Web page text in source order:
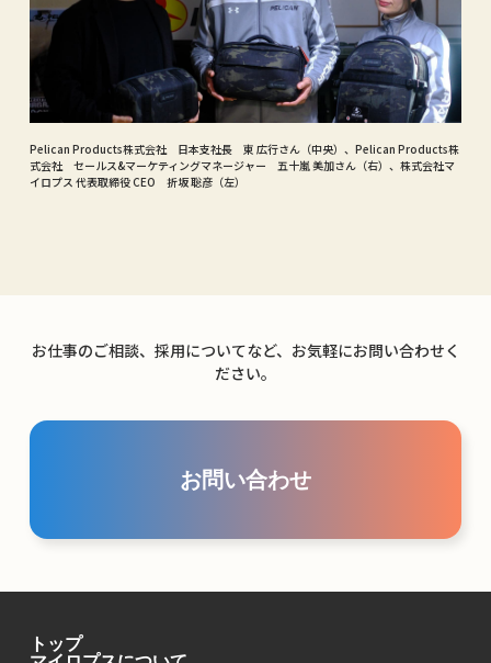
Pelican Products株式会社 日本支社長 東 広行さん（中央）、Pelican Products株
式会社 セールス&マーケティングマネージャー 五十嵐 美加さん（右）、株式会社マ
イロプス 代表取締役 CEO 折坂 聡彦（左）
お仕事のご相談、採用についてなど、お気軽にお問い合わせく
ださい。
お問い合わせ
トップ